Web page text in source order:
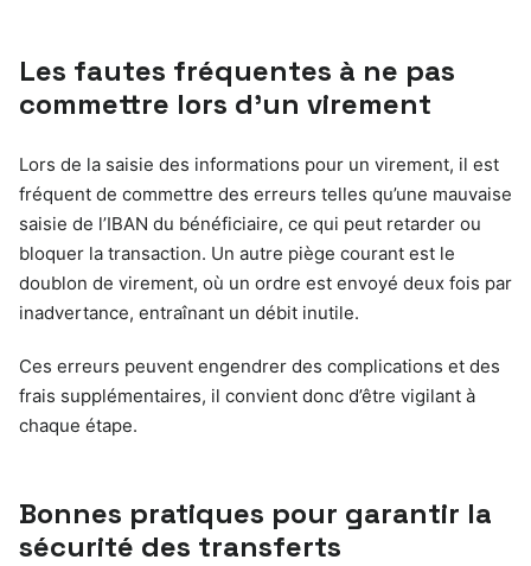
Les fautes fréquentes à ne pas
commettre lors d’un virement
Lors de la saisie des informations pour un virement, il est
fréquent de commettre des erreurs telles qu’une mauvaise
saisie de l’IBAN du bénéficiaire, ce qui peut retarder ou
bloquer la transaction. Un autre piège courant est le
doublon de virement, où un ordre est envoyé deux fois par
inadvertance, entraînant un débit inutile.
Ces erreurs peuvent engendrer des complications et des
frais supplémentaires, il convient donc d’être vigilant à
chaque étape.
Bonnes pratiques pour garantir la
sécurité des transferts